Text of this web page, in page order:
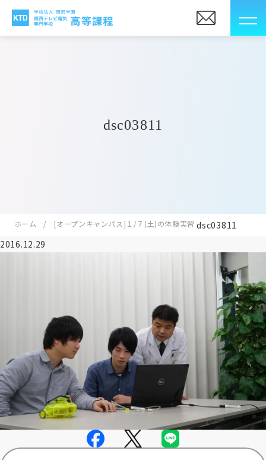
dsc03811
ホーム [オープンキャンパス]１/７(土)の体験実習 dsc03811
2016.12.29